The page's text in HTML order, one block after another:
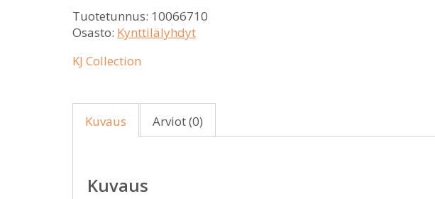
Tuotetunnus: 10066710
Osasto: Kynttilälyhdyt
KJ Collection
Kuvaus Arviot (0)
Kuvaus